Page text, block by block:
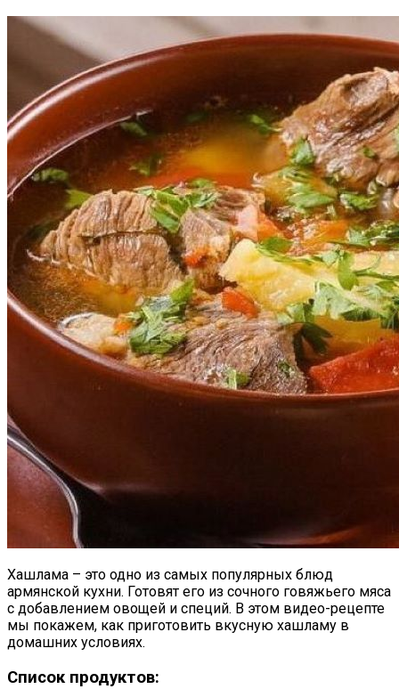
Хашлама – это одно из самых популярных блюд
армянской кухни. Готовят его из сочного говяжьего мяса
с добавлением овощей и специй. В этом видео-рецепте
мы покажем, как приготовить вкусную хашламу в
домашних условиях.
Список продуктов: